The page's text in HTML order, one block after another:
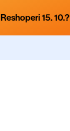
15. 10.?